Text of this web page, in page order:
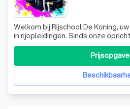
Welkom bij Rijschool De Koning,
in rijopleidingen. Sinds onze
ons met succes gevestigd in
inzetten om leerlingen op een
manier rijles te geven. Onze visie is
bekwaam door het verke
Prijsopgave